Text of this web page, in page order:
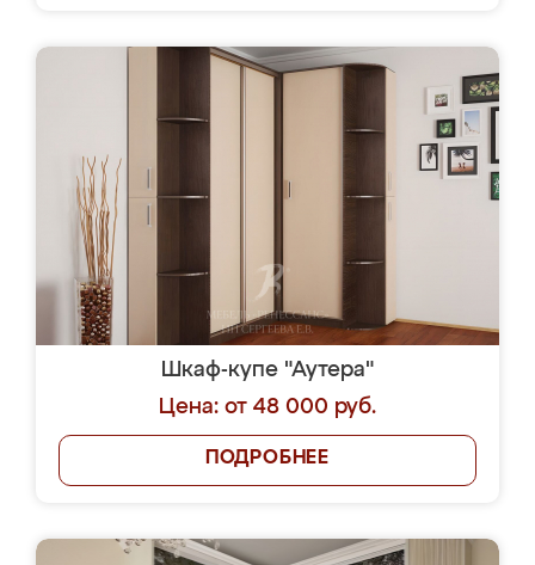
Шкаф-купе "Аутера"
Цена: от 48 000 руб.
ПОДРОБНЕЕ